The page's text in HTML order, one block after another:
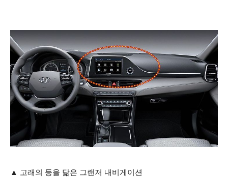
▲ 고래의 등을 닮은 그랜저 내비게이션